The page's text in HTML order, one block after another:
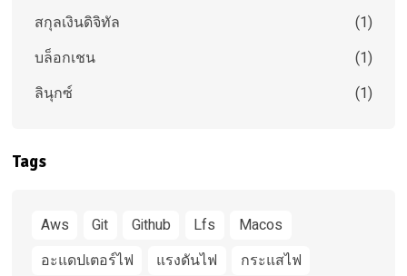
สกุลเงินดิจิทัล
(1)
บล็อกเชน
(1)
ลินุกซ์
(1)
Tags
Aws Git Github Lfs
Macos
อะแดปเตอร์ไฟ
แรงดันไฟ
กระแสไฟ